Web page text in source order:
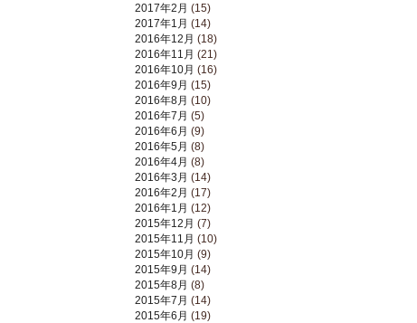
2017年2月 (15)
2017年1月 (14)
2016年12月 (18)
2016年11月 (21)
2016年10月 (16)
2016年9月 (15)
2016年8月 (10)
2016年7月 (5)
2016年6月 (9)
2016年5月 (8)
2016年4月 (8)
2016年3月 (14)
2016年2月 (17)
2016年1月 (12)
2015年12月 (7)
2015年11月 (10)
2015年10月 (9)
2015年9月 (14)
2015年8月 (8)
2015年7月 (14)
2015年6月 (19)